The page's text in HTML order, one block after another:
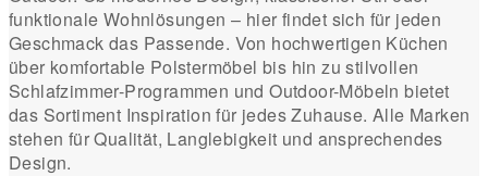
funktionale Wohnlösungen – hier findet sich für jeden
Geschmack das Passende. Von hochwertigen Küchen
über komfortable Polstermöbel bis hin zu stilvollen
Schlafzimmer-Programmen und Outdoor-Möbeln bietet
das Sortiment Inspiration für jedes Zuhause. Alle Marken
stehen für Qualität, Langlebigkeit und ansprechendes
Design.